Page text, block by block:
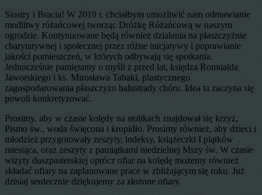
Siostry i Bracia! W 2019 r. chciałbym umożliwić nam odmawianie
modlitwy różańcowej tworząc Dróżkę Różańcową w naszym
ogrodzie. Kontynuowane będą również działania na płaszczyźnie
charytatywnej i społecznej przez różne inicjatywy i poprawianie
jakości pomieszczeń, w których odbywają się spotkania.
Jednocześnie pamiętamy o myśli z przed lat, księdza Romualda
Jaworskiego i ks. Mirosława Tabaki, plastycznego
zagospodarowania płaszczyzn balustrady chóru. Idea ta zaczyna się
powoli konkretyzować.
Prosimy, aby w czasie kolędy na stolikach znajdował się krzyż,
Pismo św., woda święcona i kropidło. Prosimy również, aby dzieci i
młodzież przygotowały zeszyty, indeksy, książeczki I piątków
miesiąca, oraz zeszyty z pamiątkami niedzielnej Mszy św. W czasie
wizyty duszpasterskiej oprócz ofiar na kolędę możemy również
składać ofiary na zaplanowane prace w zbliżającym się roku. Już
dzisiaj serdecznie dziękujemy za złożone ofiary.